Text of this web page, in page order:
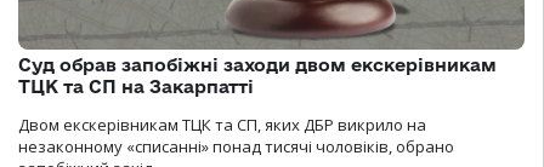
Суд обрав запобіжні заходи двом екскерівникам
ТЦК та СП на Закарпатті
Двом екскерівникам ТЦК та СП, яких ДБР викрило на
незаконному «списанні» понад тисячі чоловіків, обрано